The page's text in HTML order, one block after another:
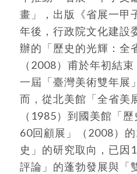
畫」，出版《省展一甲
年後，行政院文化建設
辦的「歷史的光輝：全
（2008）甫於年初結
一屆「臺灣美術雙年展
而，從北美館「全省美
（1985）到國美館「
60回顧展」（2008）
史」的研究取向，已因
評論」的蓬勃發展與「